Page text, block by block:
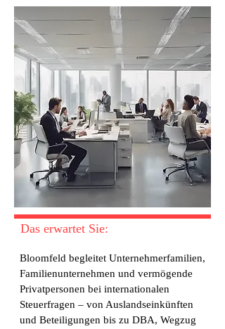
Bloomfeld begleitet Unternehmerfamilien,
Familienunternehmen und vermögende
Privatpersonen bei internationalen
Steuerfragen – von Auslandseinkünften
und Beteiligungen bis zu DBA, Wegzug
Das erwartet Sie: